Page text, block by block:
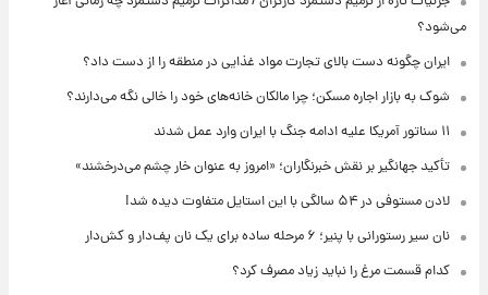
می‌شود؟
ایران چگونه دست بالای تجارت مواد غذایی در منطقه را از دست داد؟
شوک به بازار اجاره مسکن؛ چرا مالکان خانه‌های خود را خالی نگه می‌دارند؟
۱۱ سناتور آمریکا علیه ادامه جنگ با ایران وارد عمل شدند
تأکید جهانگیر بر نقش خبرنگاران؛ «امروز به عنوان خار چشم می‌درخشند»
لادن مستوفی در ۵۴ سالگی با این استایل متفاوت دیده شد!
نان سیر رستورانی با پنیر؛ ۶ مرحله ساده برای یک نان پف‌دار و کش‌دار
کدام قسمت مرغ را نباید زیاد مصرف کرد؟